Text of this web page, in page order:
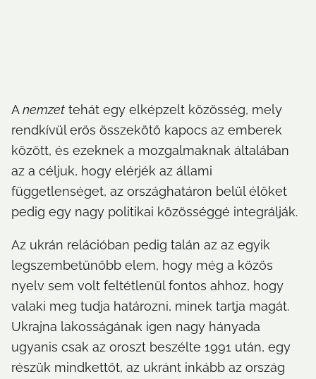
A nemzet tehát egy elképzelt közösség, mely
rendkívül erős összekötő kapocs az emberek
között, és ezeknek a mozgalmaknak általában
az a céljuk, hogy elérjék az állami
függetlenséget, az országhatáron belül élőket
pedig egy nagy politikai közösséggé integrálják.
Az ukrán relációban pedig talán az az egyik
legszembetűnőbb elem, hogy még a közös
nyelv sem volt feltétlenül fontos ahhoz, hogy
valaki meg tudja határozni, minek tartja magát.
Ukrajna lakosságának igen nagy hányada
ugyanis csak az oroszt beszélte 1991 után, egy
részük mindkettőt, az ukránt inkább az ország